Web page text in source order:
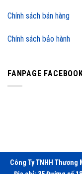
Chính sách bán hàng
Chính sách bảo hành
FANPAGE
Công Ty TNHH